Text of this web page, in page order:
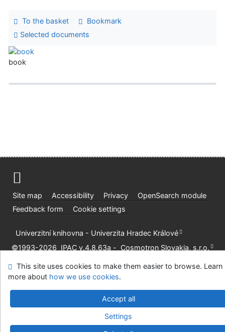
To the basket
Bookmark
Selected documents
book
Site map Accessibility Privacy
OpenSearch module
Feedback form
Cookie settings
Univerzitní knihovna - Univerzita Hradec Králové
©1993-2026 IPAC v.4.8.63a - Cosmotron Slovakia, s.r.o.
This site uses cookies to make them easier to browse. Learn
more about how we use cookies.
Accept all
Settings